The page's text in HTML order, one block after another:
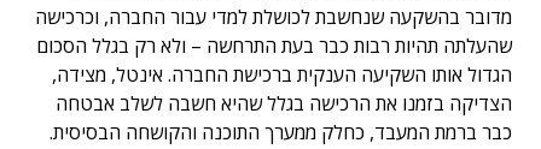
מדובר בהשקעה שנחשבת לכושלת למדי עבור החברה, וכרכישה
שהעלתה תהיות רבות כבר בעת התרחשה – ולא רק בגלל הסכום
הגדול אותו השקיעה הענקית ברכישת החברה. אינטל, מצידה,
הצדיקה בזמנו את הרכישה בגלל שהיא חשבה לשלב אבטחה
כבר ברמת המעבד, כחלק ממערך התוכנה והקושחה הבסיסית.